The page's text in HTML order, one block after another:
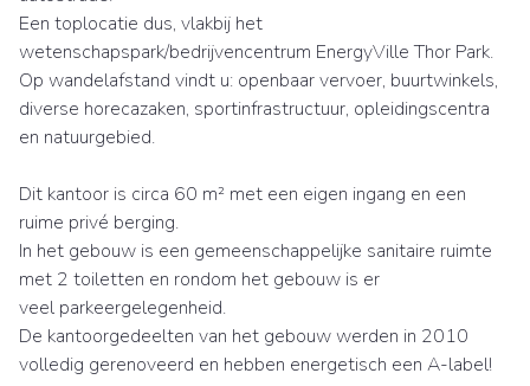
Een toplocatie dus, vlakbij het
wetenschapspark/bedrijvencentrum EnergyVille Thor Park.
Op wandelafstand vindt u: openbaar vervoer, buurtwinkels,
diverse horecazaken, sportinfrastructuur, opleidingscentra
en natuurgebied.
Dit kantoor is circa 60 m² met een eigen ingang en een
ruime privé berging.
In het gebouw is een gemeenschappelijke sanitaire ruimte
met 2 toiletten en rondom het gebouw is er
veel parkeergelegenheid.
De kantoorgedeelten van het gebouw werden in 2010
volledig gerenoveerd en hebben energetisch een A-label!